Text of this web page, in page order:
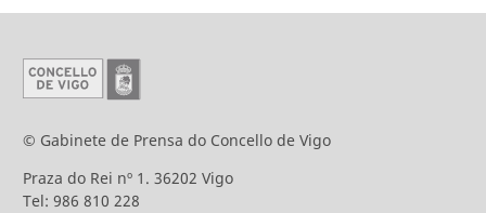
© Gabinete de Prensa do Concello de Vigo
Praza do Rei nº 1. 36202 Vigo
Tel: 986 810 228